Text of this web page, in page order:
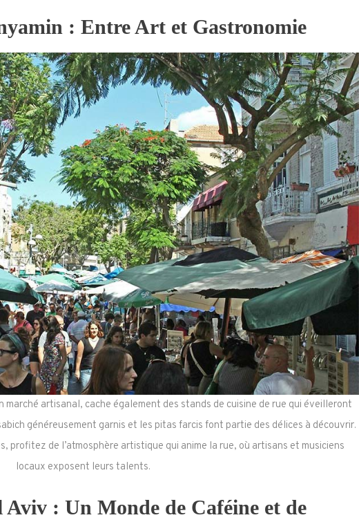
: Entre Art et Gastronomie
marché artisanal, cache également des stands de cuisine de rue qui éveilleront
généreusement garnis et les pitas farcis font partie des délices à découvrir.
profitez de l’atmosphère artistique qui anime la rue, où artisans et musiciens
locaux exposent leurs talents.
Aviv : Un Monde de Caféine et de